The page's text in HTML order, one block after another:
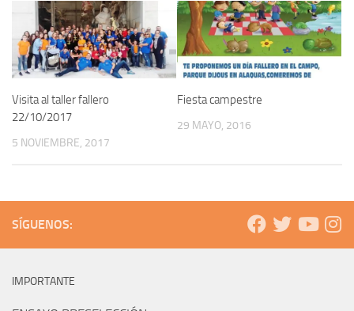
Visita al taller fallero
22/10/2017
5 NOVIEMBRE, 2017
Fiesta campestre
29 MAYO, 2016
SÍGUENOS:
IMPORTANTE